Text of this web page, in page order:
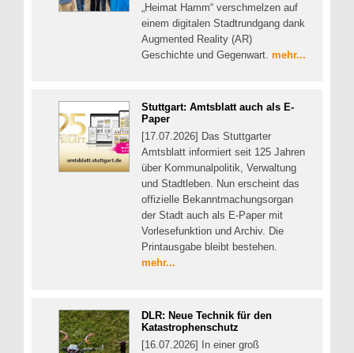
„Heimat Hamm“ verschmelzen auf
einem digitalen Stadtrundgang dank
Augmented Reality (AR)
Geschichte und Gegenwart. mehr...
Stuttgart: Amtsblatt auch als E-
Paper
[17.07.2026] Das Stuttgarter
Amtsblatt informiert seit 125 Jahren
über Kommunalpolitik, Verwaltung
und Stadtleben. Nun erscheint das
offizielle Bekanntmachungsorgan
der Stadt auch als E-Paper mit
Vorlesefunktion und Archiv. Die
Printausgabe bleibt bestehen.
mehr...
DLR: Neue Technik für den
Katastrophenschutz
[16.07.2026] In einer groß